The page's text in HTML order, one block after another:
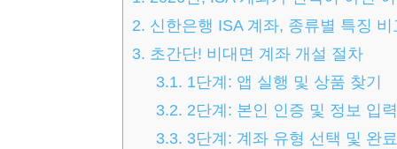
2. 신한은행 ISA 계좌, 종류별 특징 비
3. 초간단! 비대면 계좌 개설 절차
3.1. 1단계: 앱 실행 및 상품 찾기
3.2. 2단계: 본인 인증 및 정보 입력
3.3. 3단계: 계좌 유형 선택 및 완료